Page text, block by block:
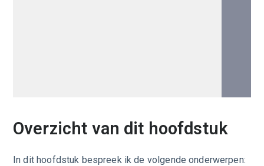
Overzicht van dit hoofdstuk
In dit hoofdstuk bespreek ik de volgende onderwerpen: